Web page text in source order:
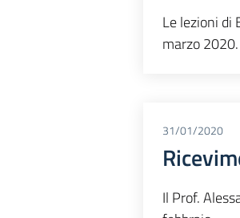
Le lezioni di
marzo 2020.
31/01/2020
Il Prof.